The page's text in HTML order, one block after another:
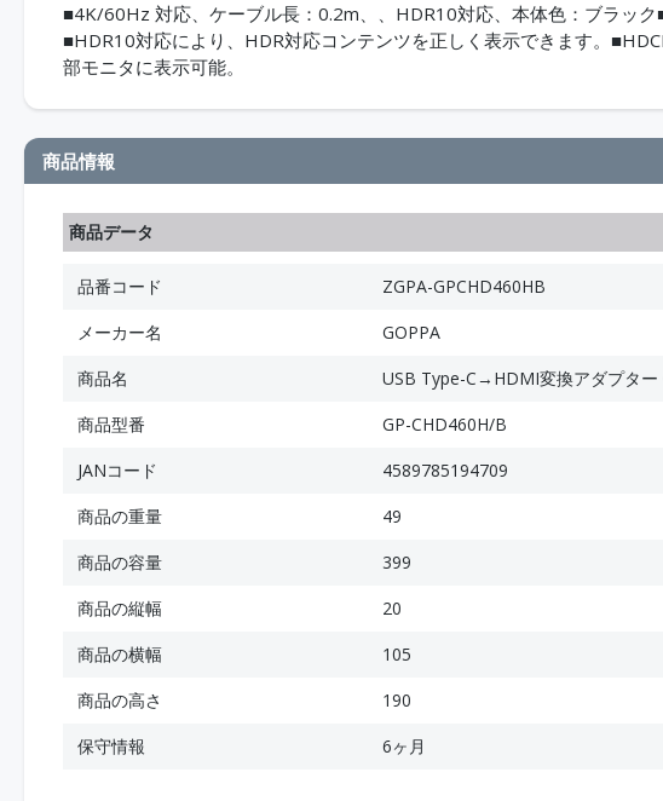
■4K/60Hz 対応、ケーブル長：0.2m、、HDR10対応、本体色：ブラッ
■HDR10対応により、HDR対応コンテンツを正しく表示できます。
部モニタに表示可能。
商品情報
商品データ
品番コード
ZGPA-GPCHD460HB
メーカー名
GOPPA
商品名
USB Type-C→HDMI変換アダプター
商品型番
GP-CHD460H/B
JANコード
4589785194709
商品の重量
49
商品の容量
399
商品の縦幅
20
商品の横幅
105
商品の高さ
190
保守情報
6ヶ月